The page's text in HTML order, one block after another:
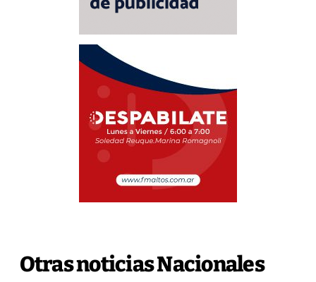
Otras noticias Nacionales